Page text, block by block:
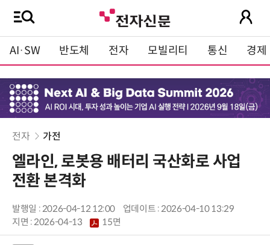
AI·SW 반도체 전자 모빌리티 통신 경제
전자 가전
엘라인, 로봇용 배터리 국산화로 사업
전환 본격화
발행일 : 2026-04-12 12:00
업데이트 : 2026-04-10 13:29
지면 :2026-04-13 15면